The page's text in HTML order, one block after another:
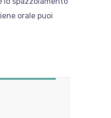
orale puoi